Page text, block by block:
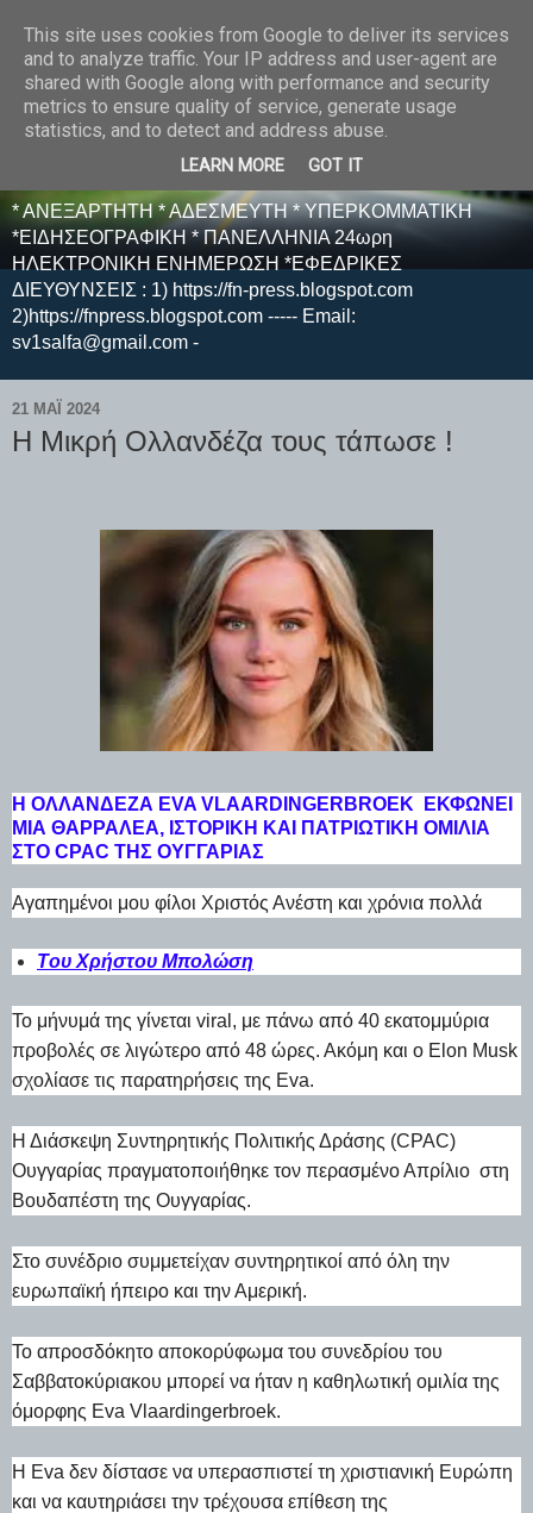
E F E N P R E S S -
ΗΛΕΚΤΡΟΝΙΚΗ
ΕΦΗΜΕΡΙΔΑ
* ΑΝΕΞΑΡΤΗΤΗ * ΑΔΕΣΜΕΥΤΗ * ΥΠΕΡΚΟΜΜΑΤΙΚΗ
*ΕΙΔΗΣΕΟΓΡΑΦΙΚΗ * ΠΑΝΕΛΛΗΝΙΑ 24ωρη
ΗΛΕΚΤΡΟΝΙΚΗ ΕΝΗΜΕΡΩΣΗ *ΕΦΕΔΡΙΚΕΣ
ΔΙΕΥΘΥΝΣΕΙΣ : 1) https://fn-press.blogspot.com
2)https://fnpress.blogspot.com ----- Email:
sv1salfa@gmail.com -
21 ΜΑΪ́ 2024
Η Μικρή Ολλανδέζα τους τάπωσε !
Η ΟΛΛΑΝΔΈΖΑ EVA VLAARDINGERBROEK ΕΚΦΩΝΕΊ
ΜΙΑ ΘΑΡΡΑΛΈΑ, ΙΣΤΟΡΙΚΉ ΚΑΙ ΠΑΤΡΙΩΤΙΚΉ ΟΜΙΛΊΑ
ΣΤΟ CPAC ΤΗΣ ΟΥΓΓΑΡΊΑΣ
Αγαπημένοι μου φίλοι Χριστός Ανέστη και χρόνια πολλά
Tου Χρήστου Μπολώση
Το μήνυμά της γίνεται viral, με πάνω από 40 εκατομμύρια
προβολές σε λιγώτερο από 48 ώρες. Ακόμη και ο Elon Musk
σχολίασε τις παρατηρήσεις της Eva.
Η Διάσκεψη Συντηρητικής Πολιτικής Δράσης (CPAC)
Ουγγαρίας πραγματοποιήθηκε τον περασμένο Απρίλιο στη
Βουδαπέστη της Ουγγαρίας.
Στο συνέδριο συμμετείχαν συντηρητικοί από όλη την
ευρωπαϊκή ήπειρο και την Αμερική.
Το απροσδόκητο αποκορύφωμα του συνεδρίου του
Σαββατοκύριακου μπορεί να ήταν η καθηλωτική ομιλία της
όμορφης Eva Vlaardingerbroek.
Η Eva δεν δίστασε να υπερασπιστεί τη χριστιανική Ευρώπη
και να καυτηριάσει την τρέχουσα επίθεση της
This site uses cookies from Google to deliver its services
and to analyze traffic. Your IP address and user-agent are
shared with Google along with performance and security
metrics to ensure quality of service, generate usage
statistics, and to detect and address abuse.
LEARN MORE GOT IT